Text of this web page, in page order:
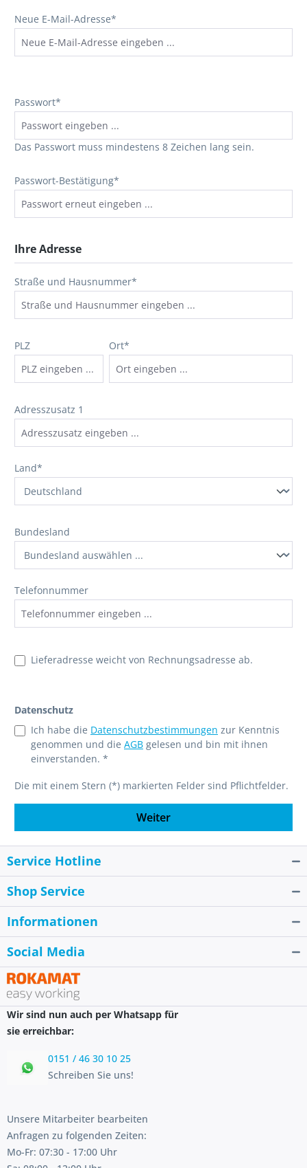
Neue E-Mail-Adresse*
Passwort*
Das Passwort muss mindestens 8 Zeichen lang sein.
Passwort-Bestätigung*
Ihre Adresse
Straße und Hausnummer*
PLZ Ort*
Adresszusatz 1
Land*
Bundesland
Telefonnummer
Lieferadresse weicht von Rechnungsadresse ab.
Datenschutz
Ich habe die Datenschutzbestimmungen zur Kenntnis
genommen und die AGB gelesen und bin mit ihnen
einverstanden. *
Die mit einem Stern (*) markierten Felder sind Pflichtfelder.
Weiter
Service Hotline
Shop Service
Informationen
Social Media
Wir sind nun auch per Whatsapp für
sie erreichbar:
0151 / 46 30 10 25
Schreiben Sie uns!
Unsere Mitarbeiter bearbeiten
Anfragen zu folgenden Zeiten:
Mo-Fr: 07:30 - 17:00 Uhr